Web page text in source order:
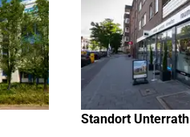
Standort Unterrath